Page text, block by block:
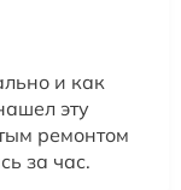
и как
эту
ремонтом
за час.